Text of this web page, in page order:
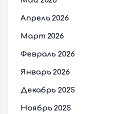
Апрель 2026
Март 2026
Февраль 2026
Январь 2026
Декабрь 2025
Ноябрь 2025